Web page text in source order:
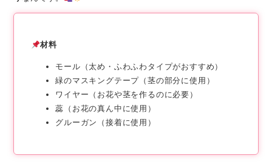
材料
モール（太め・ふわふわタイプがおすすめ）
緑のマスキングテープ（茎の部分に使用）
ワイヤー（お花や茎を作るのに必要）
蕊（お花の真ん中に使用）
グルーガン（接着に使用）